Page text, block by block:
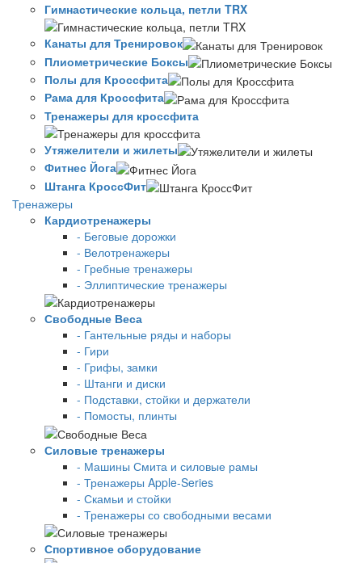
Гимнастические кольца, петли TRX
Канаты для Тренировок
Плиометрические Боксы
Полы для Кроссфита
Рама для Кроссфита
Тренажеры для кроссфита
Утяжелители и жилеты
Фитнес Йога
Штанга КроссФит
Тренажеры
Кардиотренажеры
- Беговые дорожки
- Велотренажеры
- Гребные тренажеры
- Эллиптические тренажеры
Свободные Веса
- Гантельные ряды и наборы
- Гири
- Грифы, замки
- Штанги и диски
- Подставки, стойки и держатели
- Помосты, плинты
Силовые тренажеры
- Машины Смита и силовые рамы
- Тренажеры Apple-Series
- Скамьи и стойки
- Тренажеры со свободными весами
Спортивное оборудование